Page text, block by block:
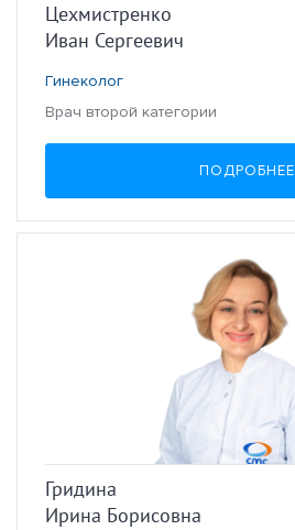
Цехмистренко
Иван Сергеевич
Гинеколог
Врач второй категории
ПОДРОБНЕЕ
Гридина
Ирина Борисовна